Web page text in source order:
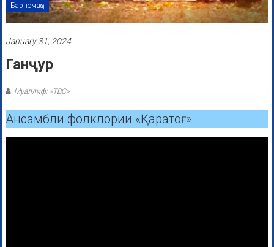
Барномаҳо
January 31, 2024
Ганҷур
Муаллиф: «ТВС»
Ансамбли фолклории «Қаратоғ».